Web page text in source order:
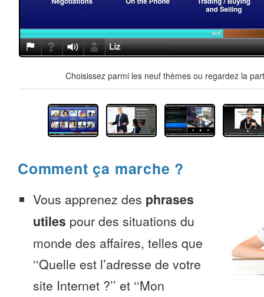
Choisissez parmi les neuf thèmes ou regardez la
Comment ça marche ?
Vous apprenez des phrases
utiles pour des situations du
monde des affaires, telles que
‘‘Quelle est l’adresse de votre
site Internet ?’’ et ‘‘Mon